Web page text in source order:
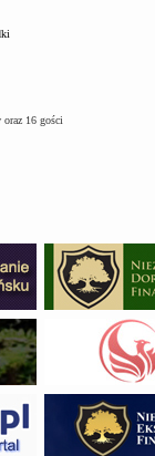
16 gości